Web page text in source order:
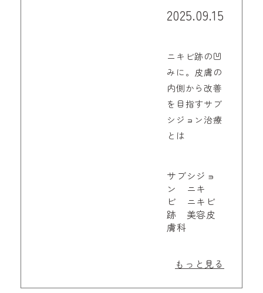
2025.09.15
ニキビ跡の凹
みに。皮膚の
内側から改善
を目指すサブ
シジョン治療
とは
サブシジョ
ン ニキ
ビ ニキビ
跡 美容皮
膚科
もっと見る